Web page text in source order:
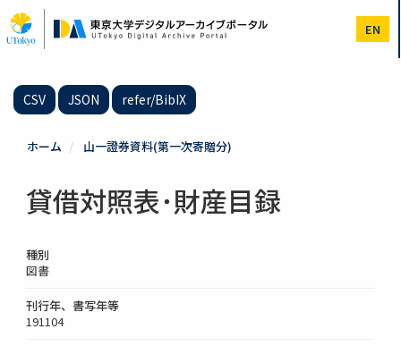
イ
ン
EN
CSV JSON refer/BibIX
ホーム 山一證券資料(第一次寄贈分)
貸借対照表･財産目録
種別
図書
刊行年、書写年等
191104